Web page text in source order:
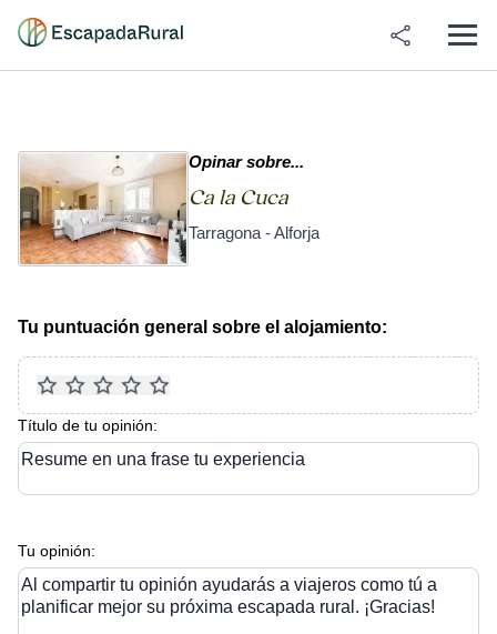
Opinar sobre...
Ca la Cuca
Tarragona - Alforja
Tu puntuación general sobre el alojamiento:
Título de tu opinión:
Resume en una frase tu experiencia
Tu opinión:
Al compartir tu opinión ayudarás a viajeros como tú a
planificar mejor su próxima escapada rural. ¡Gracias!